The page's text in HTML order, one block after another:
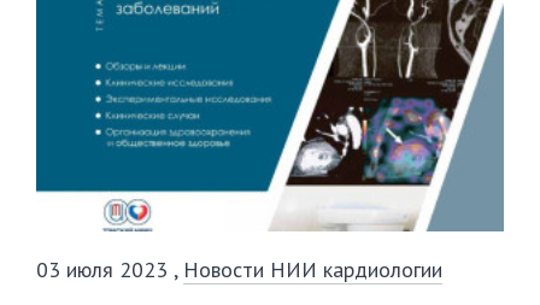
03 июля 2023 , Новости НИИ кардиологии